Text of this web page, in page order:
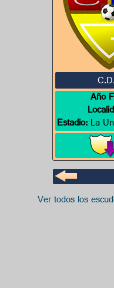
Año
Estadio:La
Ver todos los